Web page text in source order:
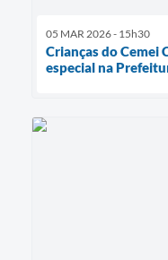
05 MAR 2026 - 15h30
Crianças do Cemei
especial na